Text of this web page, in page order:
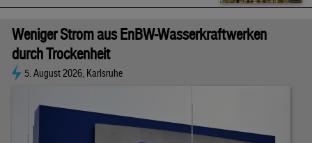
Weniger Strom aus EnBW-Wasserkraftwerken
durch Trockenheit
5. August 2026, Karlsruhe